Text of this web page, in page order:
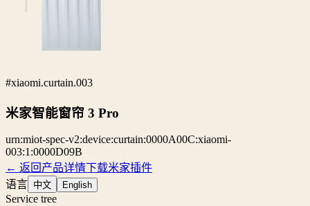
#xiaomi.curtain.003
米家智能窗帘 3 Pro
urn:miot-spec-v2:device:curtain:0000A00C:xiaomi-
003:1:0000D09B
← 返回产品详情下载米家插件
语言 中文 English
Service tree